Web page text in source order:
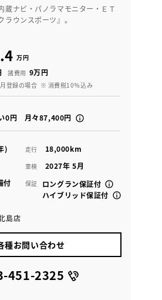
蔵ナビ・パノラマモニター・ＥＴ
ウンスポーツ』。
万円
諸費用 9万円
登録の場合 ※ 消費税10％込み
0円 月々87,400円
) 走行 18,000km
車検 2027年 5月
付 保証
ロングラン保証付
ハイブリッド保証付
島店
種お問い合わせ
451-2325